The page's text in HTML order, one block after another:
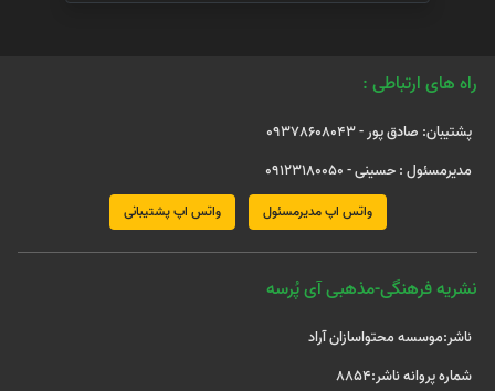
راه های ارتباطی :
پشتیبان: صادق پور - 09378608043
مدیرمسئول : حسینی - 09123180050
واتس اپ مدیرمسئول واتس اپ پشتیبانی
نشریه فرهنگی-مذهبی آی پُرسه
ناشر:موسسه محتواسازان آراد
شماره پروانه ناشر:8854